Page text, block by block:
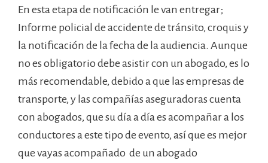
En esta etapa de notificación le van entregar;
Informe policial de accidente de tránsito, croquis y
la notificación de la fecha de la audiencia. Aunque
no es obligatorio debe asistir con un abogado, es lo
más recomendable, debido a que las empresas de
transporte, y las compañías aseguradoras cuenta
con abogados, que su día a día es acompañar a los
conductores a este tipo de evento, así que es mejor
que vayas acompañado de un abogado